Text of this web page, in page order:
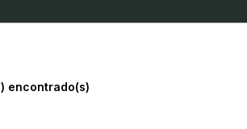
encontrado(s)